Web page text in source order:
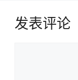
发表评论